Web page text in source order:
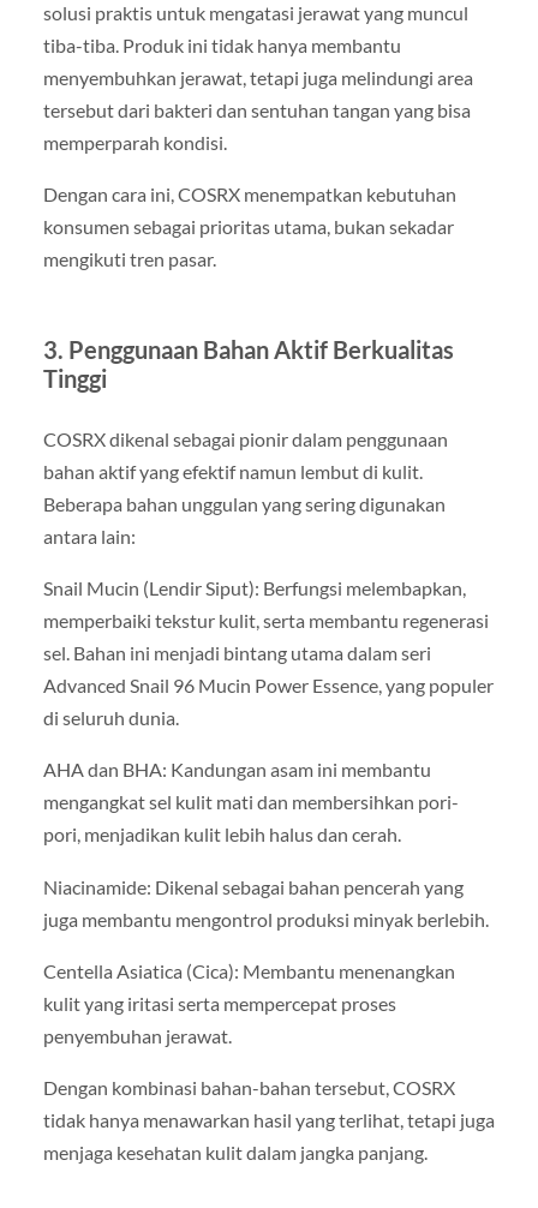
solusi praktis untuk mengatasi jerawat yang muncul
tiba-tiba. Produk ini tidak hanya membantu
menyembuhkan jerawat, tetapi juga melindungi area
tersebut dari bakteri dan sentuhan tangan yang bisa
memperparah kondisi.
Dengan cara ini, COSRX menempatkan kebutuhan
konsumen sebagai prioritas utama, bukan sekadar
mengikuti tren pasar.
3. Penggunaan Bahan Aktif Berkualitas
Tinggi
COSRX dikenal sebagai pionir dalam penggunaan
bahan aktif yang efektif namun lembut di kulit.
Beberapa bahan unggulan yang sering digunakan
antara lain:
Snail Mucin (Lendir Siput): Berfungsi melembapkan,
memperbaiki tekstur kulit, serta membantu regenerasi
sel. Bahan ini menjadi bintang utama dalam seri
Advanced Snail 96 Mucin Power Essence, yang populer
di seluruh dunia.
AHA dan BHA: Kandungan asam ini membantu
mengangkat sel kulit mati dan membersihkan pori-
pori, menjadikan kulit lebih halus dan cerah.
Niacinamide: Dikenal sebagai bahan pencerah yang
juga membantu mengontrol produksi minyak berlebih.
Centella Asiatica (Cica): Membantu menenangkan
kulit yang iritasi serta mempercepat proses
penyembuhan jerawat.
Dengan kombinasi bahan-bahan tersebut, COSRX
tidak hanya menawarkan hasil yang terlihat, tetapi juga
menjaga kesehatan kulit dalam jangka panjang.